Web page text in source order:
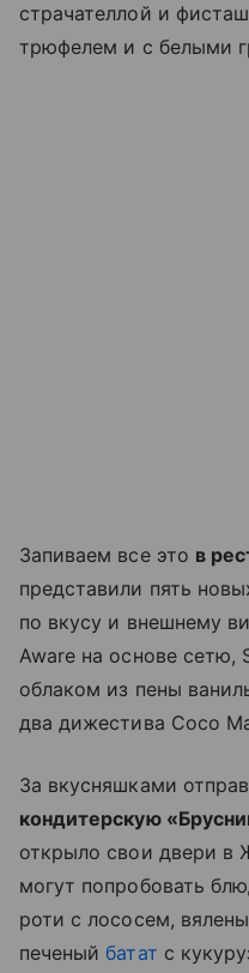
страчателлой и
трюфелем и с белыми
Запиваем все это в
представили пять
по вкусу и внешнему
Aware на основе сетю,
облаком из пены
два дижестива Coco
За вкусняшками
кондитерскую
открыло свои двери в
могут попробовать
роти с лососем,
печеныйбатат с